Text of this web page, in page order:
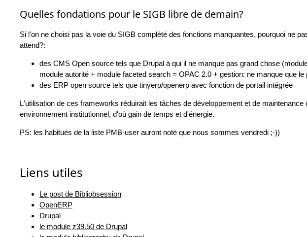
Quelles fondations pour le SIGB libre de demain?
Si l'on ne choisi pas la voie du SIGB complété des fonctions manquantes, pourquoi ne
attend?:
des CMS Open source tels que Drupal à qui il ne manque pas grand chose
module autorité + module faceted search = OPAC 2.0 + gestion: ne manque que le
des ERP open source tels que tinyerp/openerp avec fonction de portail intégrée
L'utilisation de ces frameworks réduirait les tâches de développement et de
environnement institutionnel, d'où gain de temps et d'énergie.
PS: les habitués de la liste PMB-user auront noté que nous sommes vendredi ;-))
Liens utiles
Le post de Bibliobsession
OpenERP
Drupal
le module z39.50 de Drupal